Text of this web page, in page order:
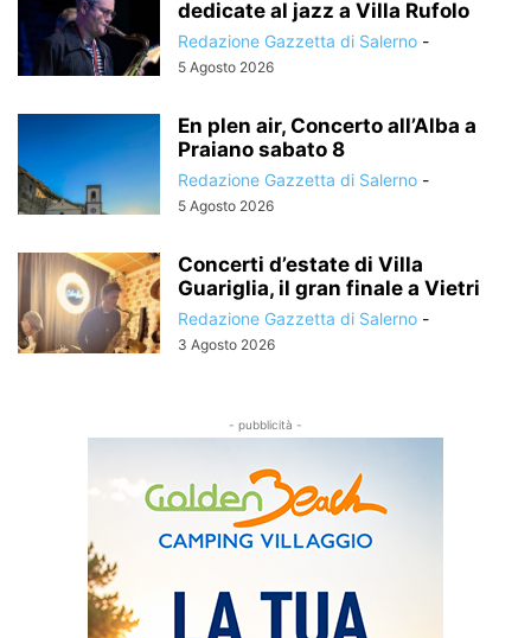
dedicate al jazz a Villa Rufolo
Redazione Gazzetta di Salerno -
5 Agosto 2026
En plen air, Concerto all’Alba a
Praiano sabato 8
Redazione Gazzetta di Salerno -
5 Agosto 2026
Concerti d’estate di Villa
Guariglia, il gran finale a Vietri
Redazione Gazzetta di Salerno -
3 Agosto 2026
- pubblicità -